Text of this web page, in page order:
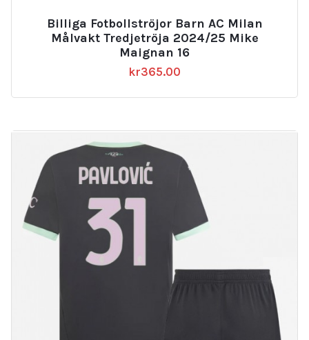
Billiga Fotbollströjor Barn AC Milan
Målvakt Tredjetröja 2024/25 Mike
Maignan 16
kr365.00